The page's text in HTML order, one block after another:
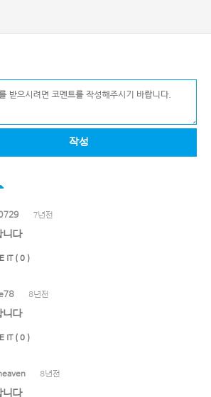
작성
7년전
니다
IT ( 0 )
8년전
니다
IT ( 0 )
8년전
니다